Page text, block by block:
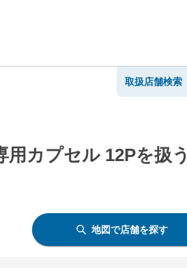
取扱店舗検索
カプセル 12Pを扱う
地図で店舗を探す